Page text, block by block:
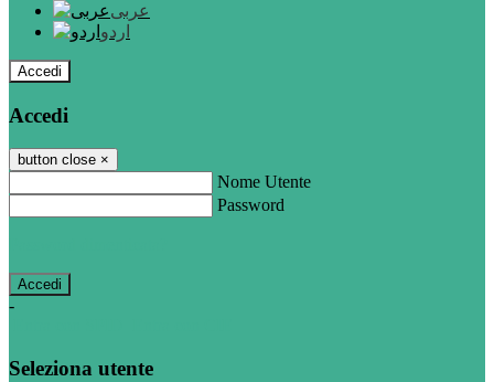
عربى
اردو
Accedi
Accedi
button close ×
Nome Utente
Password
-
Seleziona utente